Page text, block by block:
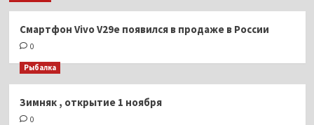
Смартфон Vivo V29e появился в продаже в России
0
Рыбалка
Зимняк , открытие 1 ноября
0